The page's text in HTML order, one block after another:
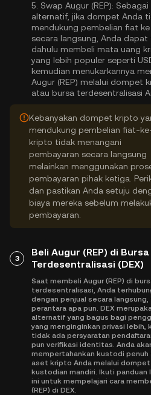
5. Swap Augur (REP): Sebagai
alternatif, jika dompet Anda
mendukung pembelian fiat ke
secara langsung, Anda dapat
dahulu membeli mata uang
yang lebih populer seperti
kemudian menukarkannya
Augur (REP) melalui dompet
atau bursa terdesentralisasi
Kebanyakan dompet kripto
mendukung pembelian fiat-
kripto tidak menangani
pembayaran secara langsung
melainkan menggunakan
pembayaran pihak ketiga.
dan pastikan Anda setuju
biaya mereka sebelum
pembayaran.
3
Beli Augur (REP) di Bursa
Terdesentralisasi (DEX)
Saat membeli Augur (REP) di
terdesentralisasi, Anda
dengan penjual secara langsung,
perantara apa pun. DEX
alternatif yang bagus bagi
yang menginginkan privasi lebih,
tidak ada persyaratan
pun verifikasi identitas. Anda
mempertahankan kustodi penuh
aset kripto Anda melalui dompet
kustodian mandiri. Ikuti panduan
ini untuk mempelajari cara
(REP) di DEX.